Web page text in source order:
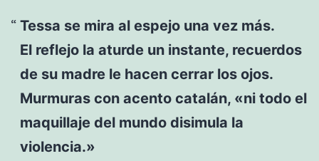
Tessa se mira al espejo una vez más.
El reflejo la aturde un instante, recuerdos
de su madre le hacen cerrar los ojos.
Murmuras con acento catalán, «ni todo el
maquillaje del mundo disimula la
violencia.»